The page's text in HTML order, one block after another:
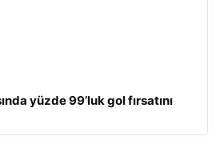
yüzde 99’luk gol fırsatını